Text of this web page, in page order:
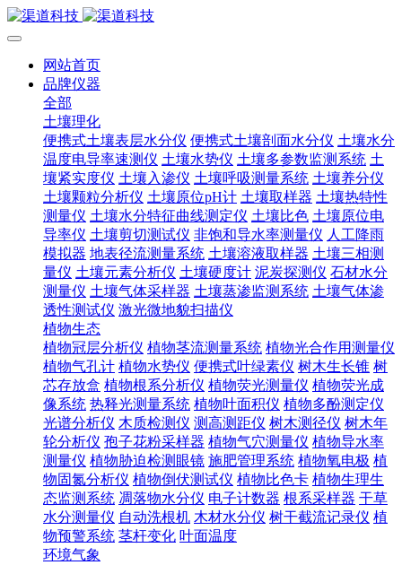
网站首页
品牌仪器
全部
土壤理化
便携式土壤表层水分仪 便携式土壤剖面水分仪 土壤水分
温度电导率速测仪 土壤水势仪 土壤多参数监测系统 土
壤紧实度仪 土壤入渗仪 土壤呼吸测量系统 土壤养分仪
土壤颗粒分析仪 土壤原位pH计 土壤取样器 土壤热特性
测量仪 土壤水分特征曲线测定仪 土壤比色 土壤原位电
导率仪 土壤剪切测试仪 非饱和导水率测量仪 人工降雨
模拟器 地表径流测量系统 土壤溶液取样器 土壤三相测
量仪 土壤元素分析仪 土壤硬度计 泥炭探测仪 石材水分
测量仪 土壤气体采样器 土壤蒸渗监测系统 土壤气体渗
透性测试仪 激光微地貌扫描仪
植物生态
植物冠层分析仪 植物茎流测量系统 植物光合作用测量仪
植物气孔计 植物水势仪 便携式叶绿素仪 树木生长锥 树
芯存放盒 植物根系分析仪 植物荧光测量仪 植物荧光成
像系统 热释光测量系统 植物叶面积仪 植物多酚测定仪
光谱分析仪 木质检测仪 测高测距仪 树木测径仪 树木年
轮分析仪 孢子花粉采样器 植物气穴测量仪 植物导水率
测量仪 植物胁迫检测眼镜 施肥管理系统 植物氧电极 植
物固氮分析仪 植物倒伏测试仪 植物比色卡 植物生理生
态监测系统 凋落物水分仪 电子计数器 根系采样器 干草
水分测量仪 自动洗根机 木材水分仪 树干截流记录仪 植
物预警系统 茎杆变化 叶面温度
环境气象